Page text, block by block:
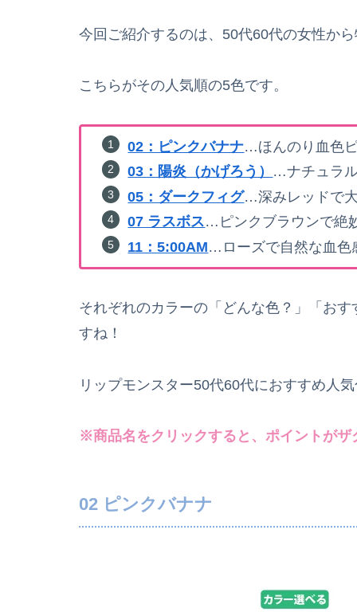
今回ご紹介するのは、50代60代の女性か
こちらがその人気順の5色です。
02：ピンクバナナ…ほんのり血色
03：陽炎（かげろう） …ナチュラ
05：ダークフィグ…深みレッドで
07 ラスボス…ピンクブラウンで絶
11：5:00AM…ローズで自然な血色
それぞれのカラーの「どんな色？」「お
すね！
リップモンスター50代60代におすすめ人
※商品名をクリックすると、ポイントが
02 ピンクバナナ